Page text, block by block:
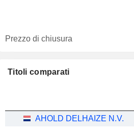
Prezzo di chiusura
Titoli comparati
AHOLD DELHAIZE N.V.